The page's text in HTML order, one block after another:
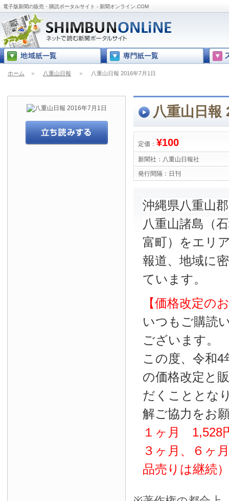
電子版新聞の販売・購読ポータルサイト - 新聞オンライン.COM
ホーム ＞ 八重山日報 ＞ 八重山日報 2016年7月1日
八重山日報
定価： ¥100
新聞社： 八重山日報社
発行間隔： 日刊
沖縄県八重山
八重山諸島（
富町）をエリ
報道、地域に
ています。
【価格改定の
いつもご購読
ございます。
この度、令和4
の価格改定と
だくこととな
解ご協力をお
１ヶ月 1,528
３ヶ月、６ヶ
品売りは継続）